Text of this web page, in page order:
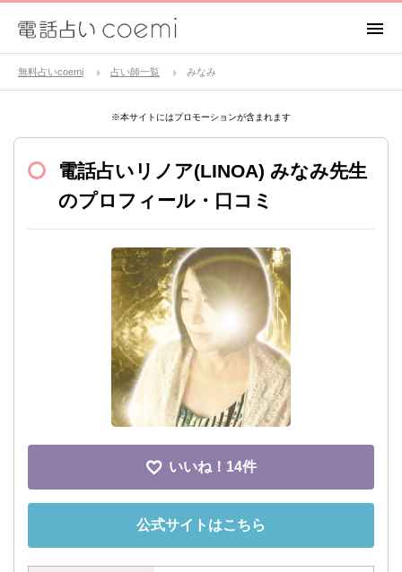
無料占いcoemi 占い師一覧 みなみ
※本サイトにはプロモーションが含まれます
電話占いリノア(LINOA) みなみ先生
のプロフィール・口コミ
いいね！ 14件
公式サイトはこちら